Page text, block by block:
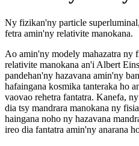
Ny fizikan'ny particle
fetra amin'ny relativite manokana.
Ao amin'ny modely mahazatra ny
relativite manokana an'i Albert
pandehan'ny hazavana amin'ny
hafaingana kosmika tanteraka ho
vaovao rehetra fantatra. Kanefa,
dia tsy mandrara manokana ny
haingana noho ny hazavana
ireo dia fantatra amin'ny anarana